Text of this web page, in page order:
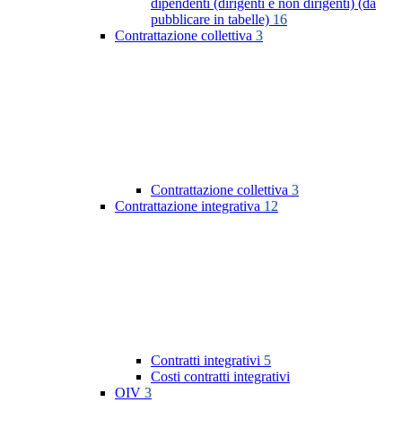
dipendenti (dirigenti e non dirigenti) (da
pubblicare in tabelle) 16
Contrattazione collettiva 3
Contrattazione collettiva 3
Contrattazione integrativa 12
Contratti integrativi 5
Costi contratti integrativi
OIV 3